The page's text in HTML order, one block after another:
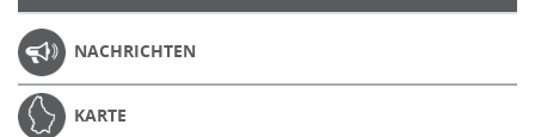
NACHRICHTEN
KARTE